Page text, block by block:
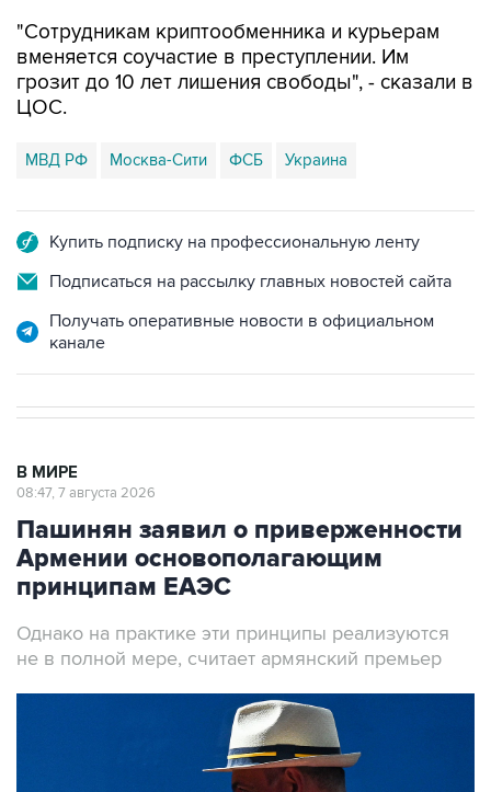
"Сотрудникам криптообменника и курьерам
вменяется соучастие в преступлении. Им
грозит до 10 лет лишения свободы", - сказали в
ЦОС.
МВД РФ Москва-Сити ФСБ Украина
Купить подписку на профессиональную ленту
Подписаться на рассылку главных новостей сайта
Получать оперативные новости в официальном
канале
В МИРЕ
08:47, 7 августа 2026
Пашинян заявил о приверженности
Армении основополагающим
принципам ЕАЭС
Однако на практике эти принципы реализуются
не в полной мере, считает армянский премьер